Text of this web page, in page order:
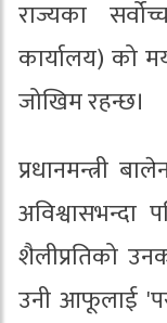
राज्यका
कार्यालय) को
जोखिम रहन्छ।
प्रधानमन्त्री
अविश्वासभन्दा
शैलीप्रतिको
उनी आफूलाई